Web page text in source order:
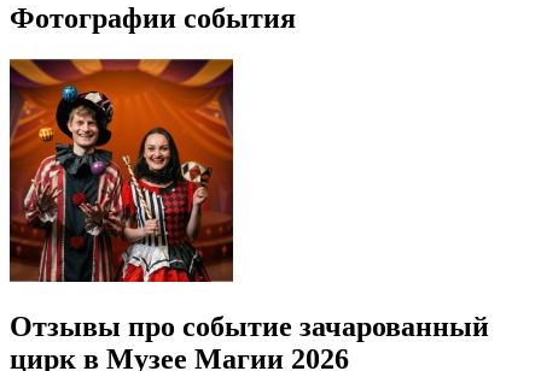
Фотографии события
Отзывы про событие зачарованный
цирк в Музее Магии 2026